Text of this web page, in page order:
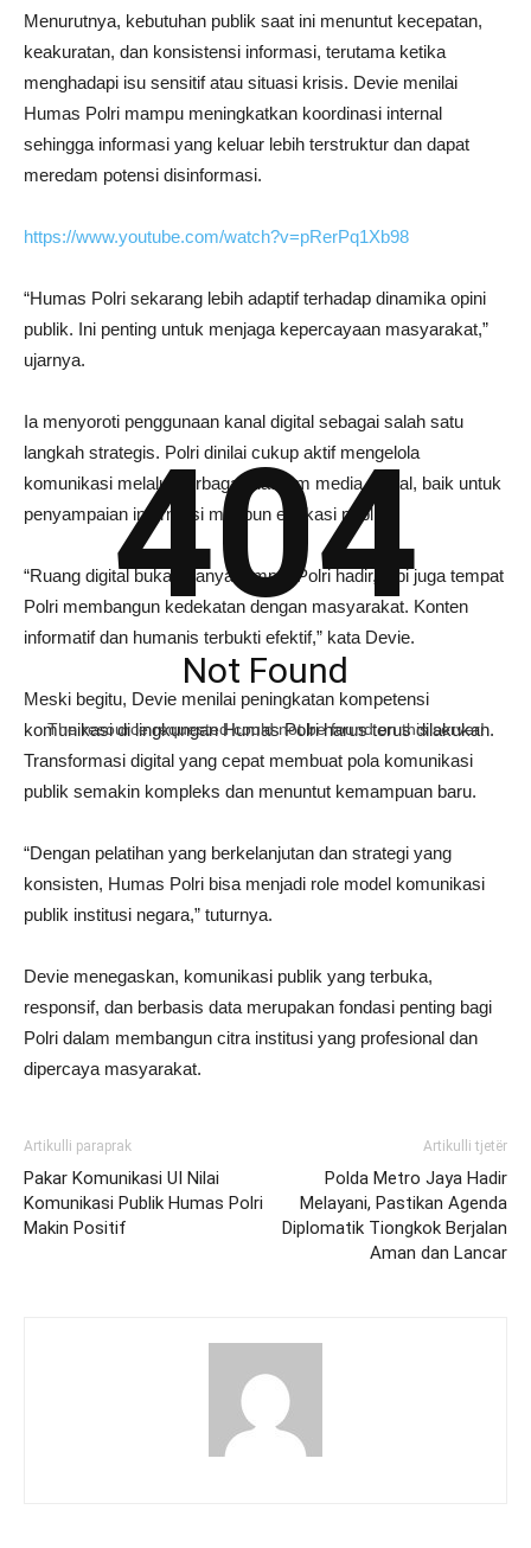
Menurutnya, kebutuhan publik saat ini menuntut kecepatan,
keakuratan, dan konsistensi informasi, terutama ketika
menghadapi isu sensitif atau situasi krisis. Devie menilai
Humas Polri mampu meningkatkan koordinasi internal
sehingga informasi yang keluar lebih terstruktur dan dapat
meredam potensi disinformasi.
https://www.youtube.com/watch?v=pRerPq1Xb98
“Humas Polri sekarang lebih adaptif terhadap dinamika opini
publik. Ini penting untuk menjaga kepercayaan masyarakat,”
ujarnya.
Ia menyoroti penggunaan kanal digital sebagai salah satu
langkah strategis. Polri dinilai cukup aktif mengelola
komunikasi melalui berbagai platform media sosial, baik untuk
penyampaian informasi maupun edukasi publik.
“Ruang digital bukan hanya tempat Polri hadir, tapi juga tempat
Polri membangun kedekatan dengan masyarakat. Konten
informatif dan humanis terbukti efektif,” kata Devie.
Meski begitu, Devie menilai peningkatan kompetensi
komunikasi di lingkungan Humas Polri harus terus dilakukan.
Transformasi digital yang cepat membuat pola komunikasi
publik semakin kompleks dan menuntut kemampuan baru.
“Dengan pelatihan yang berkelanjutan dan strategi yang
konsisten, Humas Polri bisa menjadi role model komunikasi
publik institusi negara,” tuturnya.
Devie menegaskan, komunikasi publik yang terbuka,
responsif, dan berbasis data merupakan fondasi penting bagi
Polri dalam membangun citra institusi yang profesional dan
dipercaya masyarakat.
Artikulli paraprak
Pakar Komunikasi UI Nilai
Komunikasi Publik Humas Polri
Makin Positif
Artikulli tjetër
Polda Metro Jaya Hadir
Melayani, Pastikan Agenda
Diplomatik Tiongkok Berjalan
Aman dan Lancar
404
Not Found
The resource requested could not be found on this server!